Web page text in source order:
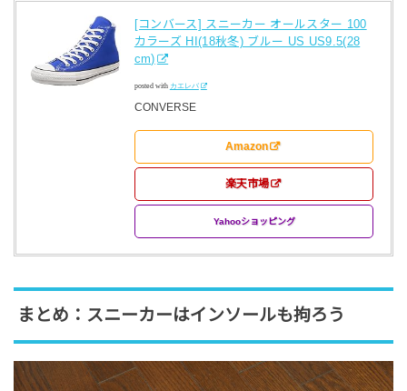
[コンバース] スニーカー オールスター 100
カラーズ HI(18秋冬) ブルー US US9.5(28
cm)
posted with カエレバ
CONVERSE
Amazon
楽天市場
Yahooショッピング
まとめ：スニーカーはインソールも拘ろう